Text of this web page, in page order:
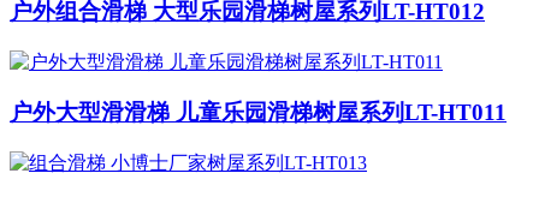
户外组合滑梯 大型乐园滑梯树屋系列LT-HT012
户外大型滑滑梯 儿童乐园滑梯树屋系列LT-HT011